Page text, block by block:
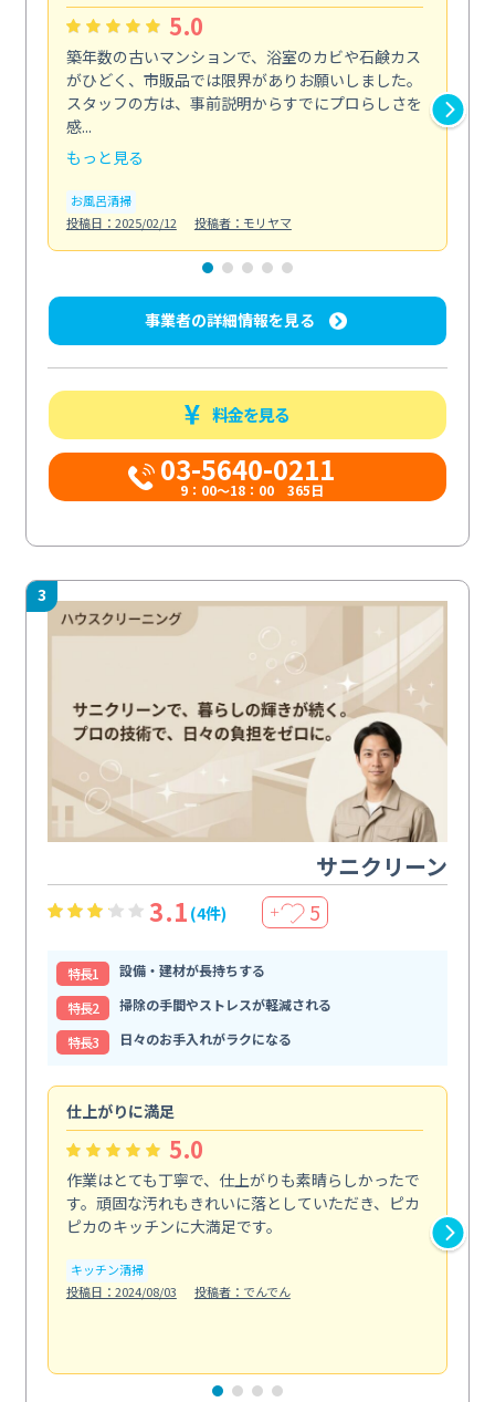
5.0
築年数の古いマンションで、浴室のカビや石鹸カス
がひどく、市販品では限界がありお願いしました。
スタッフの方は、事前説明からすでにプロらしさを
感...
もっと見る
お風呂清掃
投稿日：2025/02/12
投稿者：モリヤマ
事業者の詳細情報を見る
料金を見る
03-5640-0211
9：00～18：00 365日
3
サニクリーン
3.1 (4件) ＋ 5
特⻑1
設備・建材が長持ちする
特⻑2
掃除の手間やストレスが軽減される
特⻑3
日々のお手入れがラクになる
仕上がりに満足
5.0
作業はとても丁寧で、仕上がりも素晴らしかったで
す。頑固な汚れもきれいに落としていただき、ピカ
ピカのキッチンに大満足です。
キッチン清掃
投稿日：2024/08/03
投稿者：でんでん